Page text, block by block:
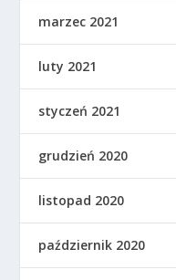
marzec 2021
luty 2021
styczeń 2021
grudzień 2020
listopad 2020
październik 2020